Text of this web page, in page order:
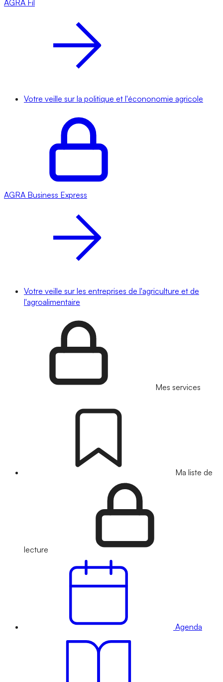
AGRA Fil
Votre veille sur la politique et l'écononomie agricole
AGRA Business Express
Votre veille sur les entreprises de l'agriculture et de
l'agroalimentaire
Mes services
Ma liste de
lecture
Agenda